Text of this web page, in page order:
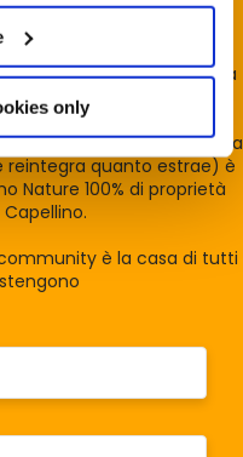
only
un unicum indivisibile e
senza limite, come
Da qui l'importanza
al centro del decidere
progressiva del
di biodiversità alla
reintegra quanto estrae) è
Nature 100% di proprietà
è la casa di tutti